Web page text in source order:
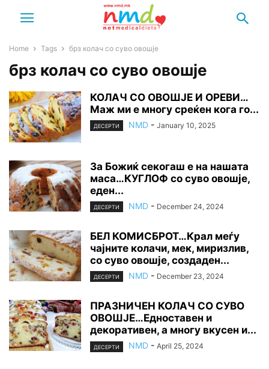
Home Tags брз колач со суво овошје
брз колач со суво овошје
КОЛАЧ СО ОВОШЈЕ И ОРЕВИ…
Маж ми е многу среќен кога го...
ДЕСЕРТИ NMD - January 10, 2025
За Божиќ секогаш е на нашата
маса…КУГЛОФ со суво овошје,
еден...
ДЕСЕРТИ NMD - December 24, 2024
БЕЛ КОМИСБРОТ…Крал меѓу
чајните колачи, мек, миризлив,
со суво овошје, создаден...
ДЕСЕРТИ NMD - December 23, 2024
ПРАЗНИЧЕН КОЛАЧ СО СУВО
ОВОШЈЕ…Едноставен и
декоративен, а многу вкусен и...
ДЕСЕРТИ NMD - April 25, 2024